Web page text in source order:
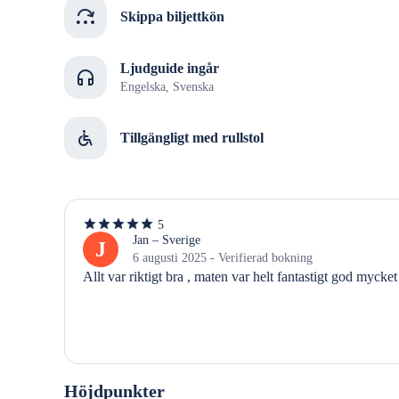
Skippa biljettkön
Ljudguide ingår
Engelska, Svenska
Tillgängligt med rullstol
5
5
av
5
stjärnor
J
Jan – Sverige
6 augusti 2025 - Verifierad bokning
Allt var riktigt bra , maten var helt fantastigt god
Höjdpunkter